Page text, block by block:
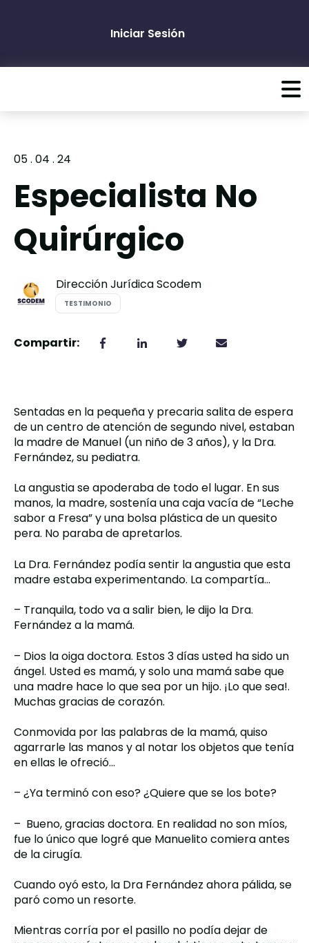
Iniciar Sesión
05 . 04 . 24
Especialista No
Quirúrgico
Dirección Jurídica Scodem
Compartir:
Sentadas en la pequeña y precaria salita de espera
de un centro de atención de segundo nivel, estaban
la madre de Manuel (un niño de 3 años), y la Dra.
Fernández, su pediatra.
La angustia se apoderaba de todo el lugar. En sus
manos, la madre, sostenía una caja vacía de “Leche
sabor a Fresa” y una bolsa plástica de un quesito
pera. No paraba de apretarlos.
La Dra. Fernández podía sentir la angustia que esta
madre estaba experimentando. La compartía…
– Tranquila, todo va a salir bien, le dijo la Dra.
Fernández a la mamá.
– Dios la oiga doctora. Estos 3 días usted ha sido un
ángel. Usted es mamá, y solo una mamá sabe que
una madre hace lo que sea por un hijo. ¡Lo que sea!.
Muchas gracias de corazón.
Conmovida por las palabras de la mamá, quiso
agarrarle las manos y al notar los objetos que tenía
en ellas le ofreció…
– ¿Ya terminó con eso? ¿Quiere que se los bote?
– Bueno, gracias doctora. En realidad no son míos,
fue lo único que logré que Manuelito comiera antes
de la cirugía.
Cuando oyó esto, la Dra Fernández ahora pálida, se
paró como un resorte.
Mientras corría por el pasillo no podía dejar de
TESTIMONIO